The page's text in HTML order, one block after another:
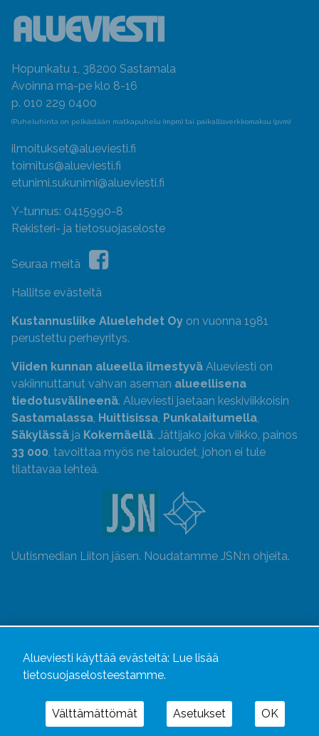
Hopunkatu 1, 38200 Sastamala
Avoinna ma-pe klo 8-16
p. 010 229 0400
(Puheluhinta on pelkästään matkapuhelu (mpm) tai paikallisverkkomaksu (pvm)
ilmoitukset@alueviesti.fi
toimitus@alueviesti.fi
etunimi.sukunimi@alueviesti.fi
Y-tunnus: 0415990-8
Rekisteri- ja tietosuojaseloste
Seuraa meitä
Hallitse evästeitä
Kustannusliike Aluelehdet Oy on vuonna 1981
perustettu perheyritys.
Viiden kunnan alueella ilmestyvä Alueviesti on
vakiinnuttanut vahvan aseman alueellisena
tiedotusvälineenä. Alueviesti jaetaan keskiviikkoisin
Sastamalassa, Huittisissa, Punkalaitumella,
Säkylässä ja Kokemäellä. Jättijako joka viikko, painos
33 000, tavoittaa myös ne taloudet, johon ei tule
tilattavaa lehteä.
Uutismedian Liiton jäsen. Noudatamme JSN:n ohjeita.
Alueviesti käyttää evästeitä: Lue lisää
tietosuojaselosteestamme.
Välttämättömät Asetukset OK